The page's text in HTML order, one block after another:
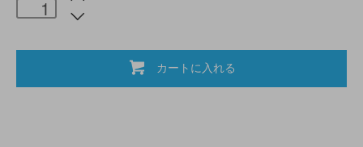
カートに入れる